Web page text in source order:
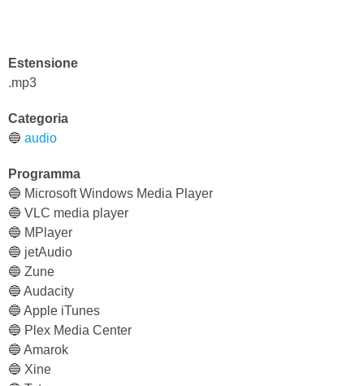
Estensione
.mp3
Categoria
🔵 audio
Programma
🔵 Microsoft Windows Media Player
🔵 VLC media player
🔵 MPlayer
🔵 jetAudio
🔵 Zune
🔵 Audacity
🔵 Apple iTunes
🔵 Plex Media Center
🔵 Amarok
🔵 Xine